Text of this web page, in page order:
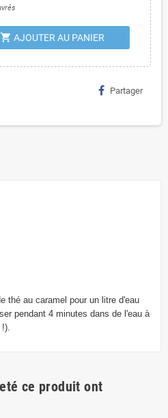
shopping_cart AJOUTER AU PANIER
Partager
au caramel pour un litre d'eau
pendant 4 minutes dans de l'eau à
!).
ce produit ont